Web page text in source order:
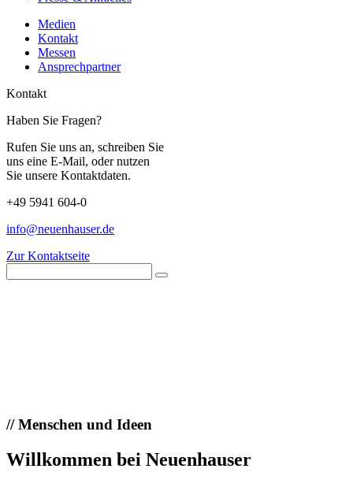
Medien
Kontakt
Messen
Ansprechpartner
Kontakt
Haben Sie Fragen?
Rufen Sie uns an, schreiben Sie
uns eine E-Mail, oder nutzen
Sie unsere Kontaktdaten.
+49 5941 604-0
info@neuenhauser.de
Zur Kontaktseite
//Menschen und Ideen
Willkommen bei Neuenhauser